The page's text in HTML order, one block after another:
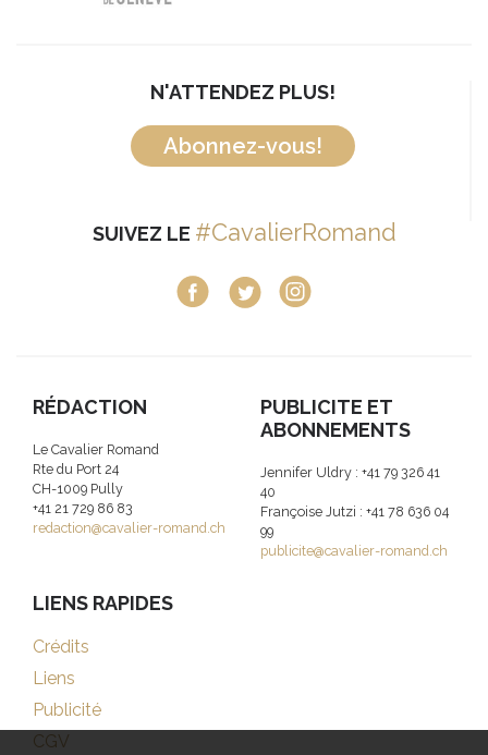
N'ATTENDEZ PLUS!
Abonnez-vous!
SUIVEZ LE #CavalierRomand
RÉDACTION
Le Cavalier Romand
Rte du Port 24
CH-1009 Pully
+41 21 729 86 83
redaction@cavalier-romand.ch
PUBLICITE ET
ABONNEMENTS
Jennifer Uldry : +41 79 326 41
40
Françoise Jutzi : +41 78 636 04
99
publicite@cavalier-romand.ch
LIENS RAPIDES
Crédits
Liens
Publicité
CGV